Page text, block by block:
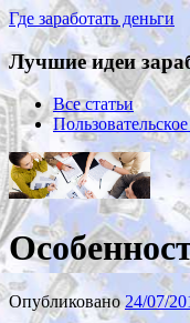
Где заработать деньги
Лучшие идеи
Все статьи
Опубликовано24/07/